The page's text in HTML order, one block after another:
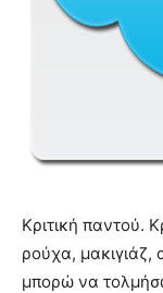
Κριτική παντού.
ρούχα, μακιγιάζ,
μπορώ να